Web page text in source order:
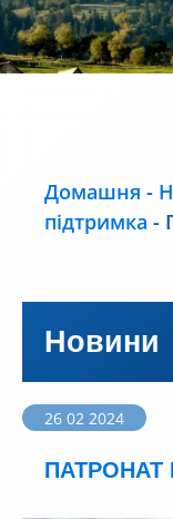
Домашня -
підтримка -
Новини
26 02 2024